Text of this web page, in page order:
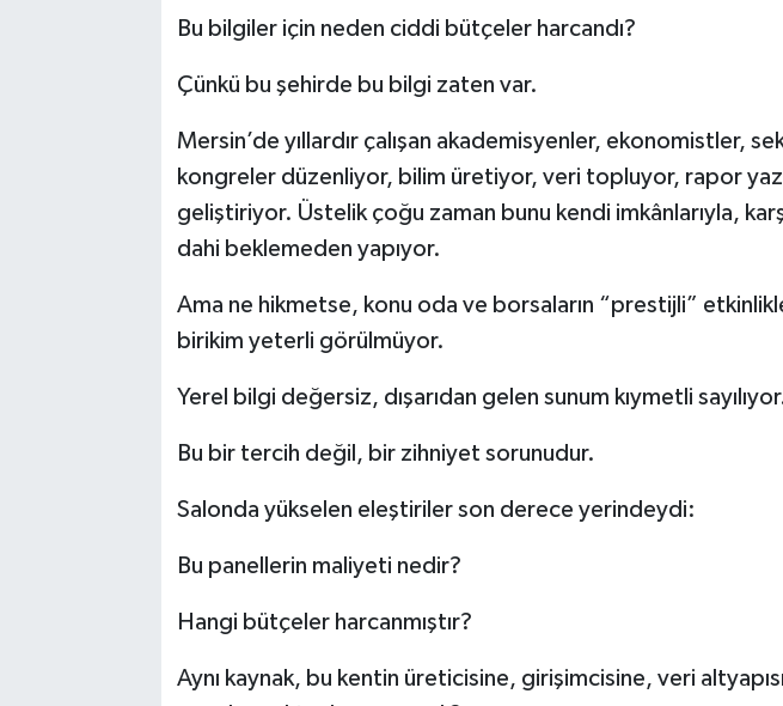
Bu bilgiler için neden ciddi bütçeler harcandı?
Çünkü bu şehirde bu bilgi zaten var.
Mersin’de yıllardır çalışan akademisyenler, ekonomistler,
kongreler düzenliyor, bilim üretiyor, veri topluyor, rapor
geliştiriyor. Üstelik çoğu zaman bunu kendi imkânlarıyla,
dahi beklemeden yapıyor.
Ama ne hikmetse, konu oda ve borsaların “prestijli”
birikim yeterli görülmüyor.
Yerel bilgi değersiz, dışarıdan gelen sunum kıymetli
Bu bir tercih değil, bir zihniyet sorunudur.
Salonda yükselen eleştiriler son derece yerindeydi:
Bu panellerin maliyeti nedir?
Hangi bütçeler harcanmıştır?
Aynı kaynak, bu kentin üreticisine, girişimcisine, veri